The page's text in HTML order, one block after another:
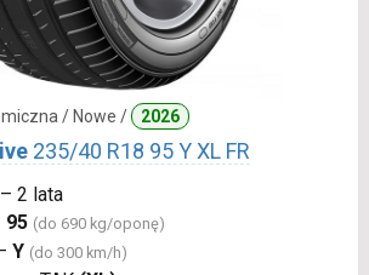
/ Nowe / 2026
235/40 R18 95 Y XL FR
2 lata
95 (do 690 kg/oponę)
Y (do 300 km/h)